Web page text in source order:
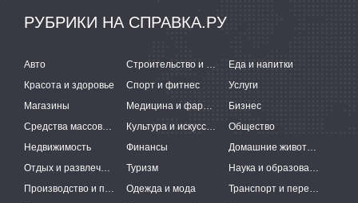
РУБРИКИ НА СПРАВКА.РУ
Авто Строительство и ремонт
Еда и напитки
Красота и здоровье
Спорт и фитнес
Услуги
Магазины
Медицина и фармацевтика
Бизнес
Средства массовой информации
Культура и искусство
Общество
Недвижимость
Финансы
Домашние животные
Отдых и развлечения
Туризм
Наука и образование
Производство и поставки
Одежда и мода
Транспорт и перевозки